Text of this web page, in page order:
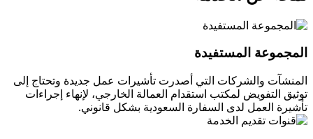
المجموعة المستفيدة
المنشآت والشركات التي أصدرت تأشيرات عمل جديدة وتحتاج إلى
توثيق التفويض لمكتب استقدام العمالة الخارجي، لإنهاء إجراءات
تأشيرة العمل لدى السفارة السعودية بشكل قانوني.